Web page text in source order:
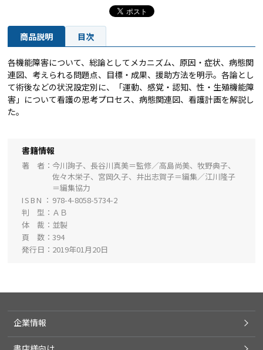
商品説明 目次
各機能障害について、総論としてメカニズム、原因・症状、病態関
連図、考えられる問題点、目標・成果、援助方法を明示。各論とし
て術後などの状況設定別に、「運動、感覚・認知、性・生殖機能障
害」について看護の思考プロセス、病態関連図、看護計画を解説し
た。
書籍情報
著 者
今川詢子、長谷川真美＝監修／高島尚美、牧野典子、
佐々木栄子、宮岡久子、井出志賀子＝編集／江川隆子
＝編集協力
ISBN
978-4-8058-5734-2
判 型
ＡＢ
体 裁
並製
頁 数
394
発行日
2019年01月20日
企業情報